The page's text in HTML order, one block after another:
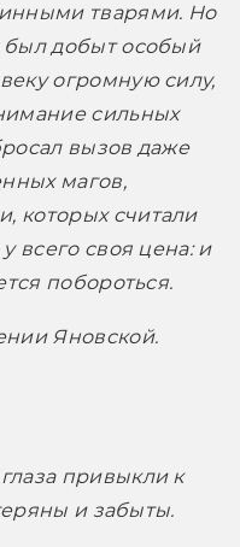
тварями. Но
был добыт особый
огромную силу,
сильных
вызов даже
магов,
которых считали
всего своя цена: и
побороться.
Яновской.
привыкли к
и забыты.